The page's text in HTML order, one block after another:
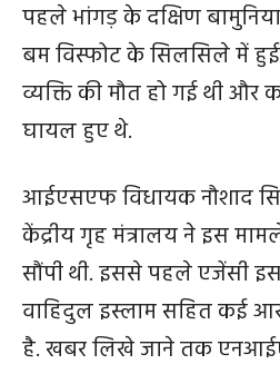
पहले भांगड़ के दक्षिण
बम विस्फोट के सिलसिले में
व्यक्ति की मौत हो गई थी और
घायल हुए थे.
आईएसएफ विधायक नौशाद
केंद्रीय गृह मंत्रालय ने इस
सौंपी थी. इससे पहले एजेंसी
वाहिदुल इस्लाम सहित कई
है. खबर लिखे जाने तक एनआईए